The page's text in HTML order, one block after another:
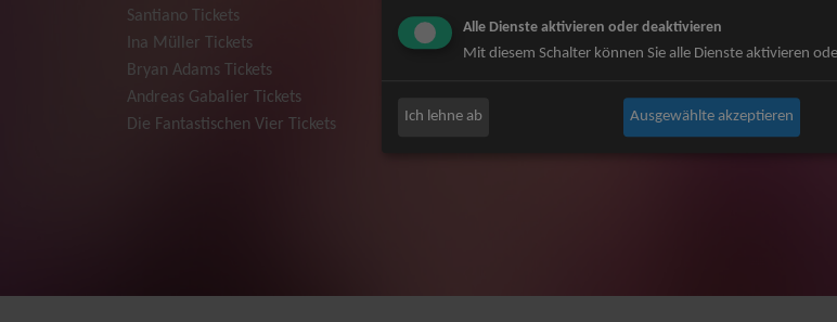
Santiano Tickets
Ina Müller Tickets
Bryan Adams Tickets
Andreas Gabalier Tickets
Die Fantastischen Vier Tickets
Bob Dylan Tickets
Mark Forster Tickets
Niedeckens BAP Tickets
Simple Plan
Beatrice Egli
Roland Kaiser
Alle Dienste aktivieren oder deaktivieren
Mit diesem Schalter können Sie alle Dienste aktivieren
Ich lehne ab Ausgewählte akzeptieren